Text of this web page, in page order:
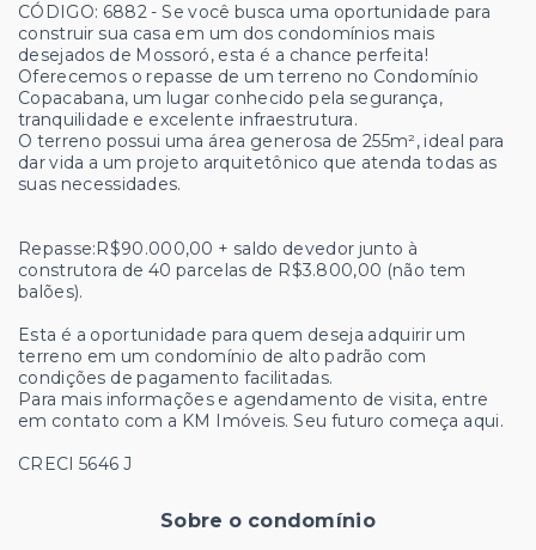
CÓDIGO: 6882 - Se você busca uma oportunidade para
construir sua casa em um dos condomínios mais
desejados de Mossoró, esta é a chance perfeita!
Oferecemos o repasse de um terreno no Condomínio
Copacabana, um lugar conhecido pela segurança,
tranquilidade e excelente infraestrutura.
O terreno possui uma área generosa de 255m², ideal para
dar vida a um projeto arquitetônico que atenda todas as
suas necessidades.
Repasse:R$90.000,00 + saldo devedor junto à
construtora de 40 parcelas de R$3.800,00 (não tem
balões).
Esta é a oportunidade para quem deseja adquirir um
terreno em um condomínio de alto padrão com
condições de pagamento facilitadas.
Para mais informações e agendamento de visita, entre
em contato com a KM Imóveis. Seu futuro começa aqui.
CRECI 5646 J
Sobre o condomínio